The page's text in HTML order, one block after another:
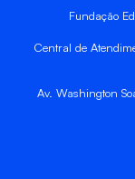
Fundação
Central de
Av. Washington